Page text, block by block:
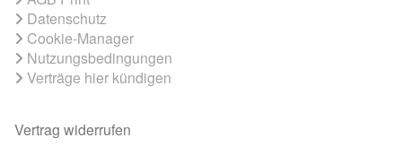
Datenschutz
Cookie-Manager
Nutzungsbedingungen
Verträge hier kündigen
Vertrag widerrufen